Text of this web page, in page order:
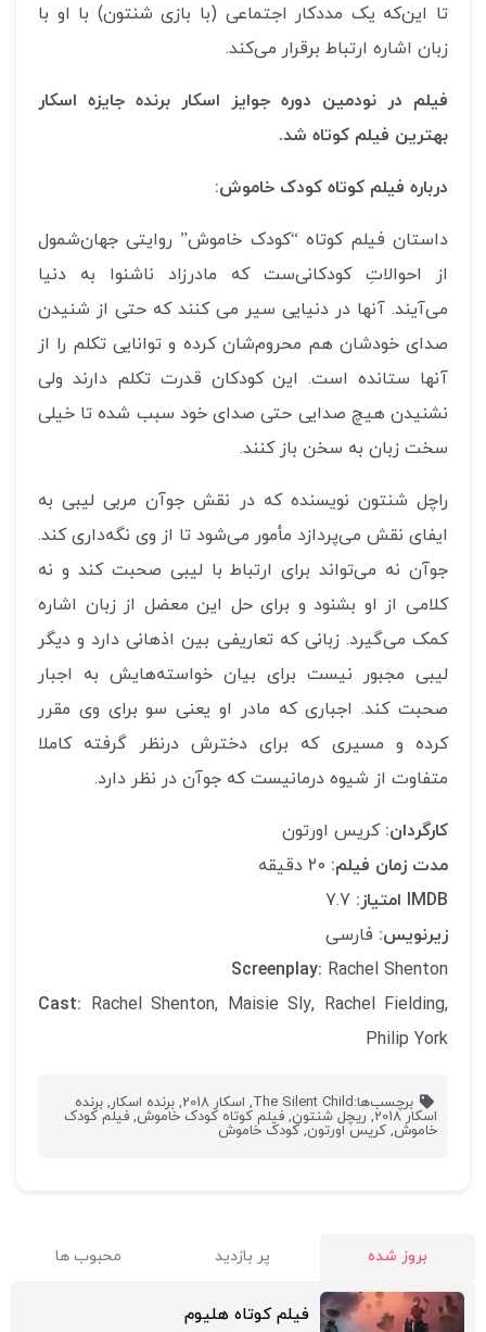
تا این‌که یک مددکار اجتماعی (با بازی شنتون) با او با
زبان اشاره ارتباط برقرار می‌کند.
فیلم در نودمین دوره جوایز اسکار برنده جایزه اسکار
بهترین فیلم کوتاه شد.
درباره فیلم کوتاه کودک خاموش:
داستان فیلم کوتاه “کودک خاموش” روایتی جهان‌شمول
از احوالاتِ کودکانی‌ست که مادرزاد ناشنوا به دنیا
می‌آیند. آنها در دنیایی سیر می کنند که حتی از شنیدن
صدای خودشان هم محروم‌شان کرده و توانایی تکلم را از
آنها ستانده است. این کودکان قدرت تکلم دارند ولی
نشنیدن هیچ صدایی حتی صدای خود سبب شده تا خیلی
سخت زبان به سخن باز کنند.
راچل شنتون نویسنده که در نقش جوآن مربی لیبی به
ایفای نقش می‌پردازد مأمور می‌شود تا از وی نگه‌داری کند.
جوآن نه می‌تواند برای ارتباط با لیبی صحبت کند و نه
کلامی از او بشنود و برای حل این معضل از زبان اشاره‌
کمک می‌گیرد. زبانی که تعاریفی بین اذهانی دارد و دیگر
لیبی مجبور نیست برای بیان خواسته‌هایش به اجبار
صحبت کند. اجباری که مادر او یعنی سو برای وی مقرر
کرده و مسیری که برای دخترش درنظر گرفته کاملا
متفاوت از شیوه درمانیست که جوآن در نظر دارد.
کارگردان: کریس اورتون
مدت زمان فیلم:
IMDB امتیاز:
زیرنویس: فارسی
Screenplay: Rachel Shenton
Cast: Rachel Shenton, Maisie Sly, Rachel Fielding,
Philip York
برچسب‌ها:The Silent Child
, اسکار 2018 ,برنده اسکار,برنده
اسکار 2018 , ریچل شنتون, فیلم کوتاه کودک خاموش, فیلم کودک
خاموش, کریس اورتون, کودک خاموش
بروز شده پر بازدید محبوب ها
فیلم کوتاه هلیوم